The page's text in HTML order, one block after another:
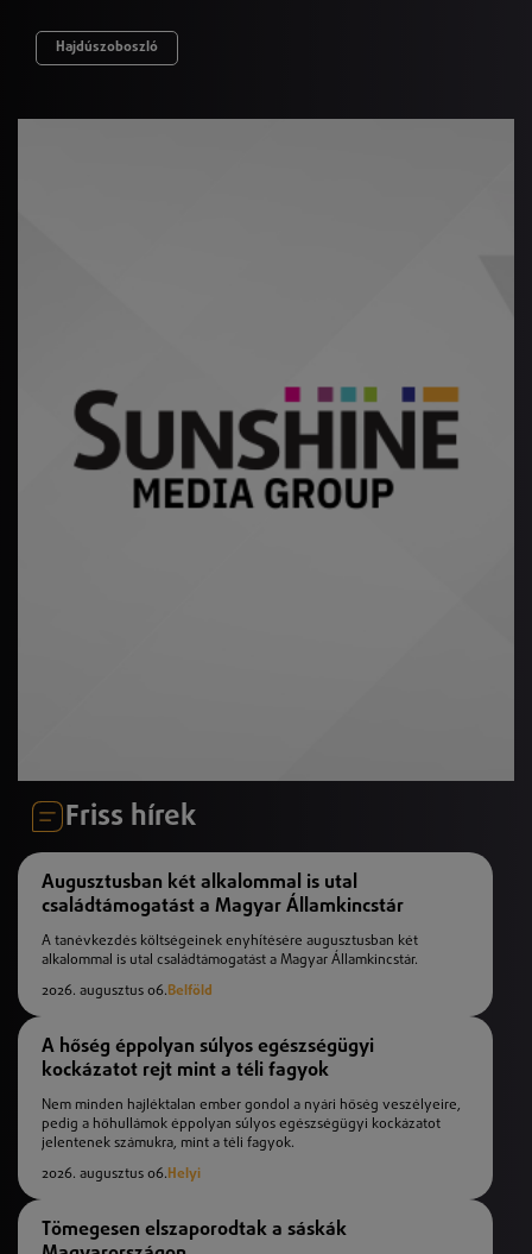
Hajdúszoboszló
Friss hírek
Augusztusban két alkalommal is utal
családtámogatást a Magyar Államkincstár
A tanévkezdés költségeinek enyhítésére augusztusban két
alkalommal is utal családtámogatást a Magyar Államkincstár.
2026. augusztus 06.Belföld
A hőség éppolyan súlyos egészségügyi
kockázatot rejt mint a téli fagyok
Nem minden hajléktalan ember gondol a nyári hőség veszélyeire,
pedig a hőhullámok éppolyan súlyos egészségügyi kockázatot
jelentenek számukra, mint a téli fagyok.
2026. augusztus 06. Helyi
Tömegesen elszaporodtak a sáskák